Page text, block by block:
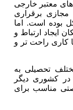
معتبر خارجی
مجازی برقراری
بوده است. اما
ایجاد ارتباط و
کاری راحت تر و
تحصیلی به
کشوری دیگر
مناسب برای